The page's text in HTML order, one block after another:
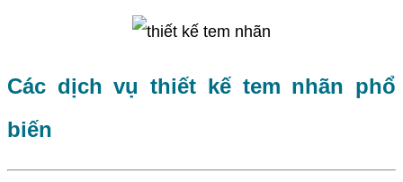
Các dịch vụ thiết kế tem nhãn phổ
biến